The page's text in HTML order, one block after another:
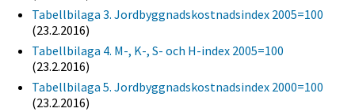
Tabellbilaga 3. Jordbyggnadskostnadsindex 2005=100
(23.2.2016)
Tabellbilaga 4. M-, K-, S- och H-index 2005=100
(23.2.2016)
Tabellbilaga 5. Jordbyggnadskostnadsindex 2000=100
(23.2.2016)